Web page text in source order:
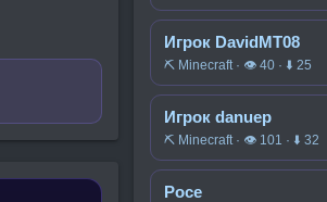
Игрок DavidMT08
⛏️ Minecraft · 👁 40 · ⬇ 25
Игрок danuep
⛏️ Minecraft · 👁 101 · ⬇ 32
Росе